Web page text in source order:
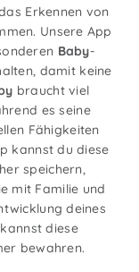
Erkennen von
Unsere App
Baby-
damit keine
braucht viel
es seine
Fähigkeiten
kannst du diese
speichern,
mit Familie und
deines
diese
bewahren.